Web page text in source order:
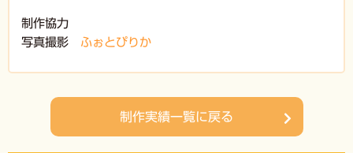
制作協力
写真撮影 ふぉとぴりか
制作実績一覧に戻る